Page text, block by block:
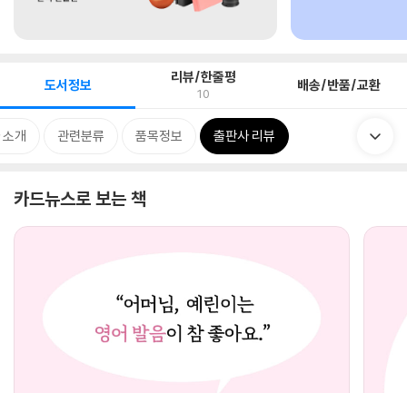
도서정보 리뷰/한줄평
10 배송/반품/교환
개 관련분류 품목정보 출판사 리뷰
카드뉴스로 보는 책